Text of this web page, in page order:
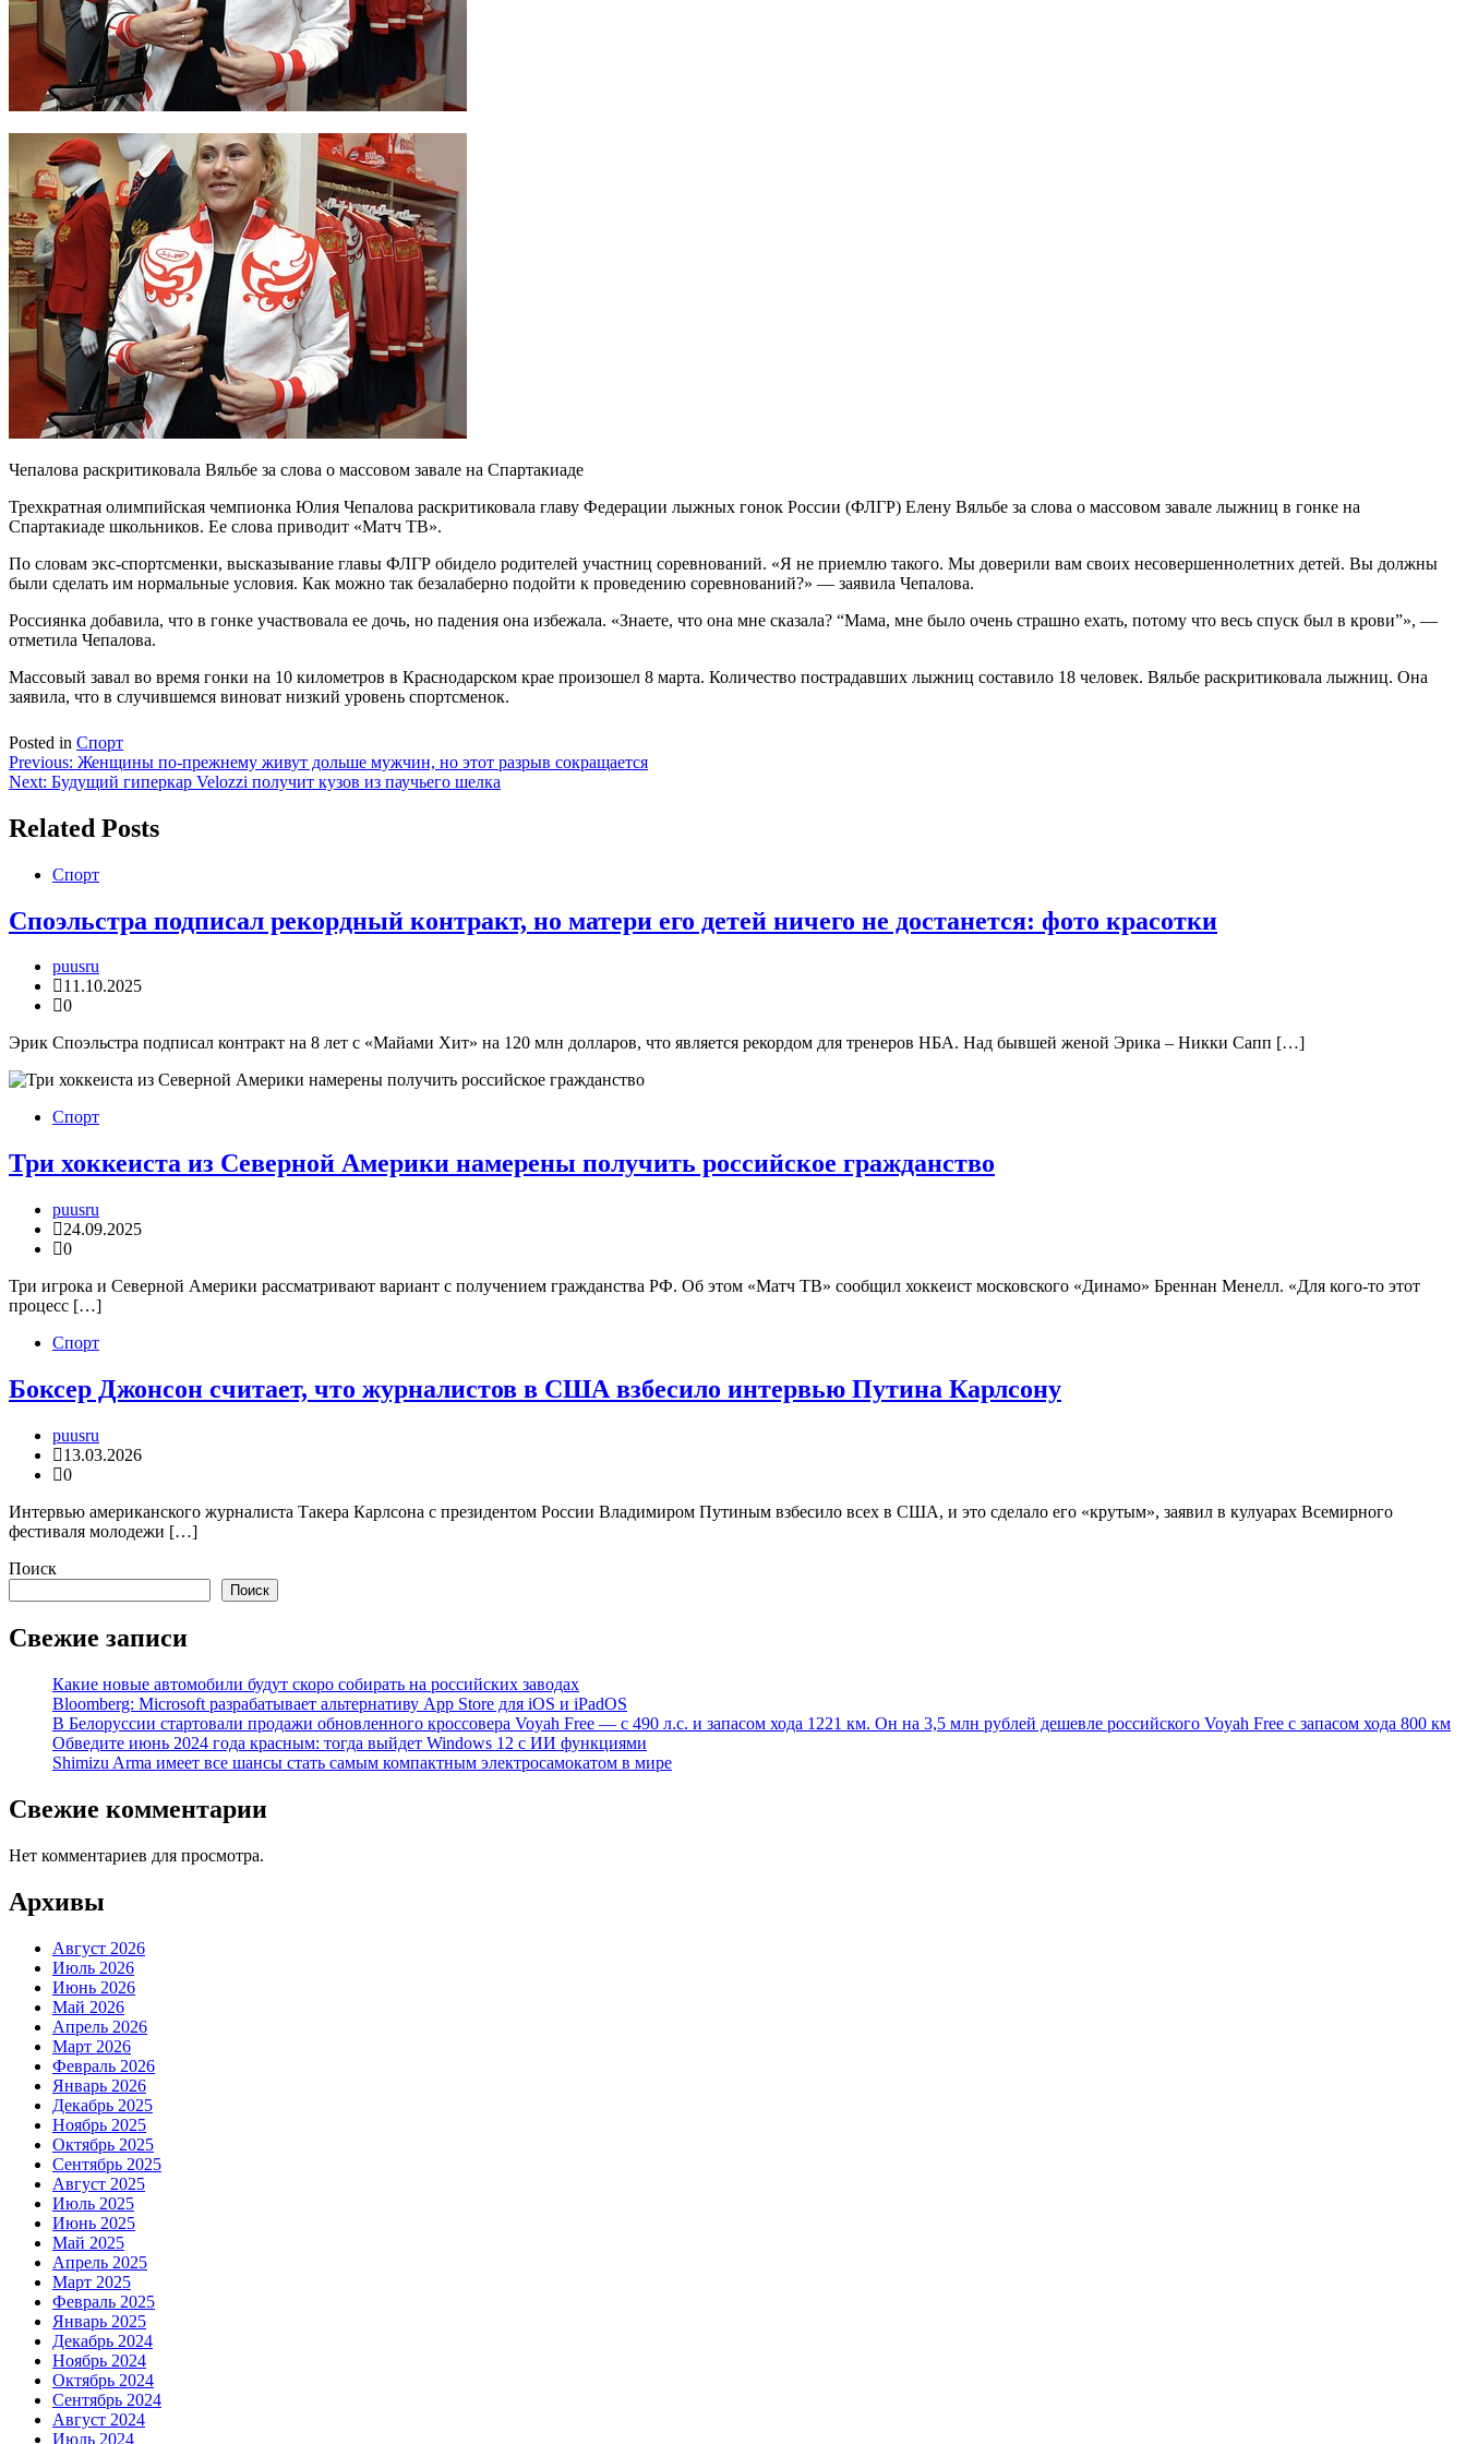
Чепалова раскритиковала Вяльбе за слова о массовом завале на Спартакиаде
Трехкратная олимпийская чемпионка Юлия Чепалова раскритиковала главу Федерации лыжных гонок России (ФЛГР) Елену Вяльбе за слова о массовом завале лыжниц в гонке на
Спартакиаде школьников. Ее слова приводит «Матч ТВ».
По словам экс-спортсменки, высказывание главы ФЛГР обидело родителей участниц соревнований. «Я не приемлю такого. Мы доверили вам своих несовершеннолетних детей. Вы должны
были сделать им нормальные условия. Как можно так безалаберно подойти к проведению соревнований?» — заявила Чепалова.
Россиянка добавила, что в гонке участвовала ее дочь, но падения она избежала. «Знаете, что она мне сказала? “Мама, мне было очень страшно ехать, потому что весь спуск был в крови”», —
отметила Чепалова.
Массовый завал во время гонки на 10 километров в Краснодарском крае произошел 8 марта. Количество пострадавших лыжниц составило 18 человек. Вяльбе раскритиковала лыжниц. Она
заявила, что в случившемся виноват низкий уровень спортсменок.
Posted in Спорт
Навигация
по
записям
Previous: Женщины по-прежнему живут дольше мужчин, но этот разрыв сокращается
Next: Будущий гиперкар Velozzi получит кузов из паучьего шелка
Related Posts
Спорт
Споэльстра подписал рекордный контракт, но матери его детей ничего не достанется: фото красотки
puusru
11.10.2025
0
Эрик Споэльстра подписал контракт на 8 лет с «Майами Хит» на 120 млн долларов, что является рекордом для тренеров НБА. Над бывшей женой Эрика – Никки Сапп […]
Спорт
Три хоккеиста из Северной Америки намерены получить российское гражданство
puusru
24.09.2025
0
Три игрока и Северной Америки рассматривают вариант с получением гражданства РФ. Об этом «Матч ТВ» сообщил хоккеист московского «Динамо» Бреннан Менелл. «Для кого‑то этот
процесс […]
Спорт
Боксер Джонсон считает, что журналистов в США взбесило интервью Путина Карлсону
puusru
13.03.2026
0
Интервью американского журналиста Такера Карлсона с президентом России Владимиром Путиным взбесило всех в США, и это сделало его «крутым», заявил в кулуарах Всемирного
фестиваля молодежи […]
Поиск
Поиск
Свежие записи
Какие новые автомобили будут скоро собирать на российских заводах
Bloomberg: Microsoft разрабатывает альтернативу App Store для iOS и iPadOS
В Белоруссии стартовали продажи обновленного кроссовера Voyah Free — с 490 л.с. и запасом хода 1221 км. Он на 3,5 млн рублей дешевле российского Voyah Free с запасом хода 800 км
Обведите июнь 2024 года красным: тогда выйдет Windows 12 с ИИ функциями
Shimizu Arma имеет все шансы стать самым компактным электросамокатом в мире
Свежие комментарии
Нет комментариев для просмотра.
Архивы
Август 2026
Июль 2026
Июнь 2026
Май 2026
Апрель 2026
Март 2026
Февраль 2026
Январь 2026
Декабрь 2025
Ноябрь 2025
Октябрь 2025
Сентябрь 2025
Август 2025
Июль 2025
Июнь 2025
Май 2025
Апрель 2025
Март 2025
Февраль 2025
Январь 2025
Декабрь 2024
Ноябрь 2024
Октябрь 2024
Сентябрь 2024
Август 2024
Июль 2024